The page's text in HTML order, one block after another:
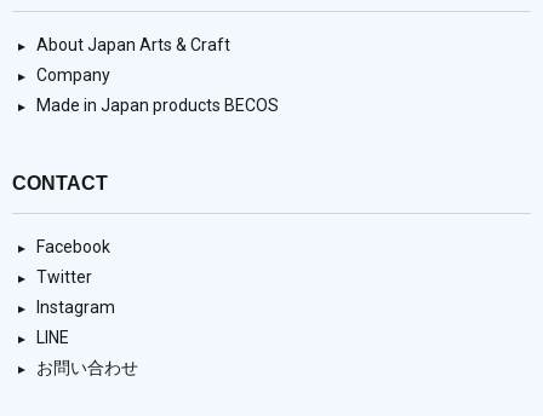
About Japan Arts & Craft
Company
Made in Japan products BECOS
CONTACT
Facebook
Twitter
Instagram
LINE
お問い合わせ